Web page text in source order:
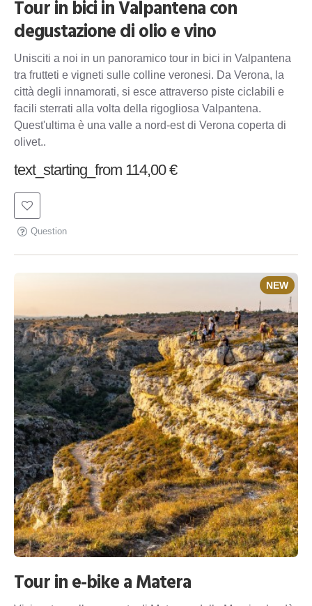
Tour in bici in Valpantena con
degustazione di olio e vino
Unisciti a noi in un panoramico tour in bici in Valpantena
tra frutteti e vigneti sulle colline veronesi. Da Verona, la
città degli innamorati, si esce attraverso piste ciclabili e
facili sterrati alla volta della rigogliosa Valpantena.
Quest'ultima è una valle a nord-est di Verona coperta di
olivet..
text_starting_from 114,00 €
Question
NEW
Tour in e-bike a Matera